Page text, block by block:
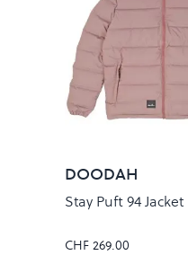
DOODAH
Stay Puft 94 Jacket
CHF 269.00